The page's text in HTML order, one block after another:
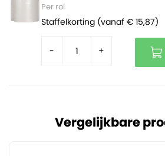
Per rol
Staffelkorting (vanaf € 15,87)
- +
Vergelijkbare